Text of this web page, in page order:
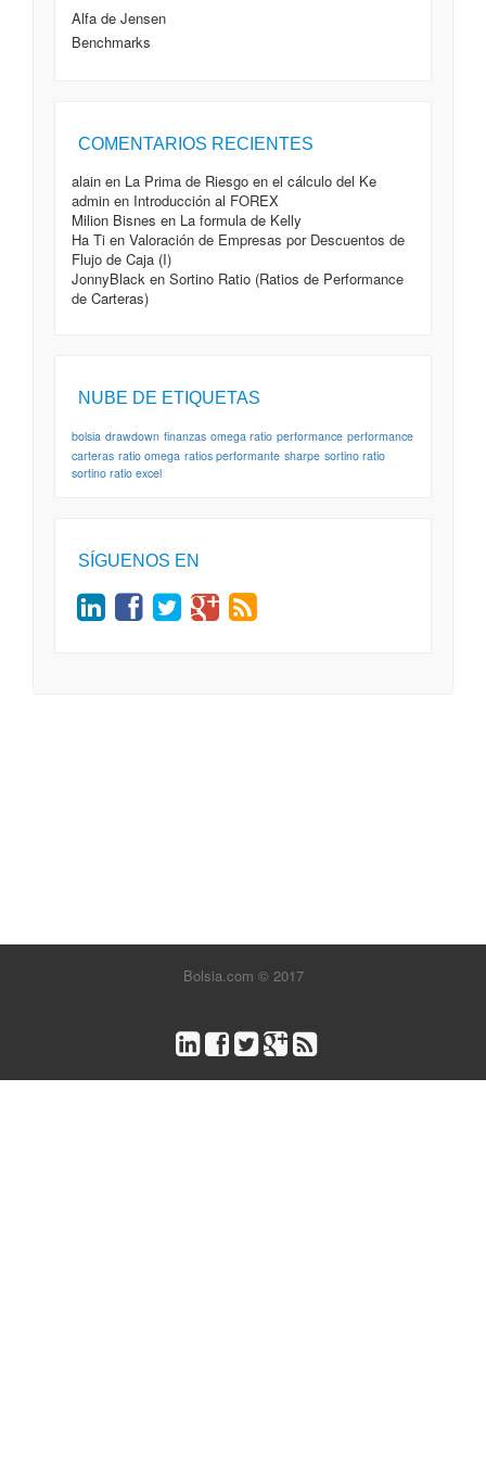
Noviembre, 2012
Omega Ratio
Alfa de Jensen
Benchmarks
COMENTARIOS RECIENTES
alain en La Prima de Riesgo en el cálculo del Ke
admin en Introducción al FOREX
Milion Bisnes en La formula de Kelly
Ha Ti en Valoración de Empresas por Descuentos de
Flujo de Caja (I)
JonnyBlack en Sortino Ratio (Ratios de Performance
de Carteras)
NUBE DE ETIQUETAS
bolsia drawdown finanzas omega ratio performance performance
carteras ratio omega ratios performante sharpe sortino ratio
sortino ratio excel
SÍGUENOS EN
Bolsia.com © 2017